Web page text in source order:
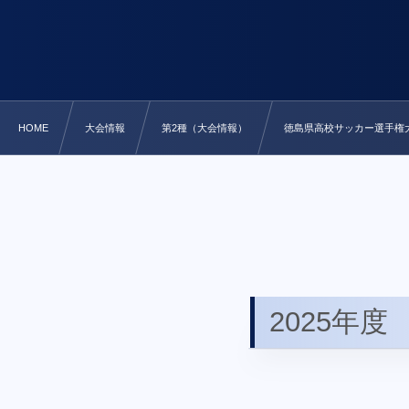
HOME 大会情報 第2種（大会情報） 徳島県高校サッカー選手権
2025年度